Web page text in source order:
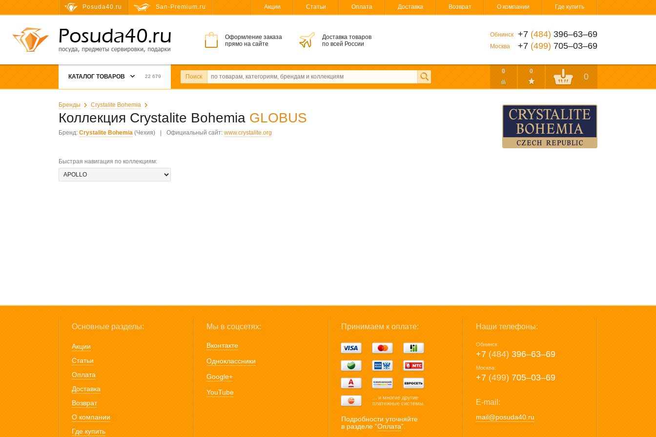
Posuda40.ru San-Premium.ru Акции Статьи Оплата Доставка Возврат О компании Где купить
Оформление заказа
прямо на сайте
Доставка товаров
по всей России
Обнинск +7 (484) 396‒63‒69
Москва +7 (499) 705‒03‒69
КАТАЛОГ ТОВАРОВ 22 679 Поиск
0 0
0
Бренды Crystalite Bohemia
Коллекция Crystalite Bohemia GLOBUS
Бренд: Crystalite Bohemia (Чехия) Официальный сайт: www.crystalite.org
Быстрая навигация по коллекциям:
Основные разделы:
Акции
Статьи
Оплата
Доставка
Возврат
О компании
Где купить
Мы в соцсетях:
Вконтакте
Одноклассники
Google+
YouTube
Принимаем к оплате:
... и многие другие
платежные системы.
Подробности уточняйте
в разделе “Оплата”.
Наши телефоны:
Обнинск:
+7 (484) 396‒63‒69
Москва:
+7 (499) 705‒03‒69
E-mail:
mail@posuda40.ru